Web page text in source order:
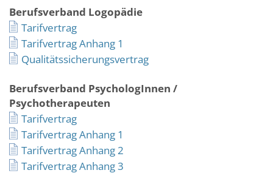
Berufsverband Logopädie
Tarifvertrag
Tarifvertrag Anhang 1
Qualitätssicherungsvertrag
Berufsverband PsychologInnen /
Psychotherapeuten
Tarifvertrag
Tarifvertrag Anhang 1
Tarifvertrag Anhang 2
Tarifvertrag Anhang 3